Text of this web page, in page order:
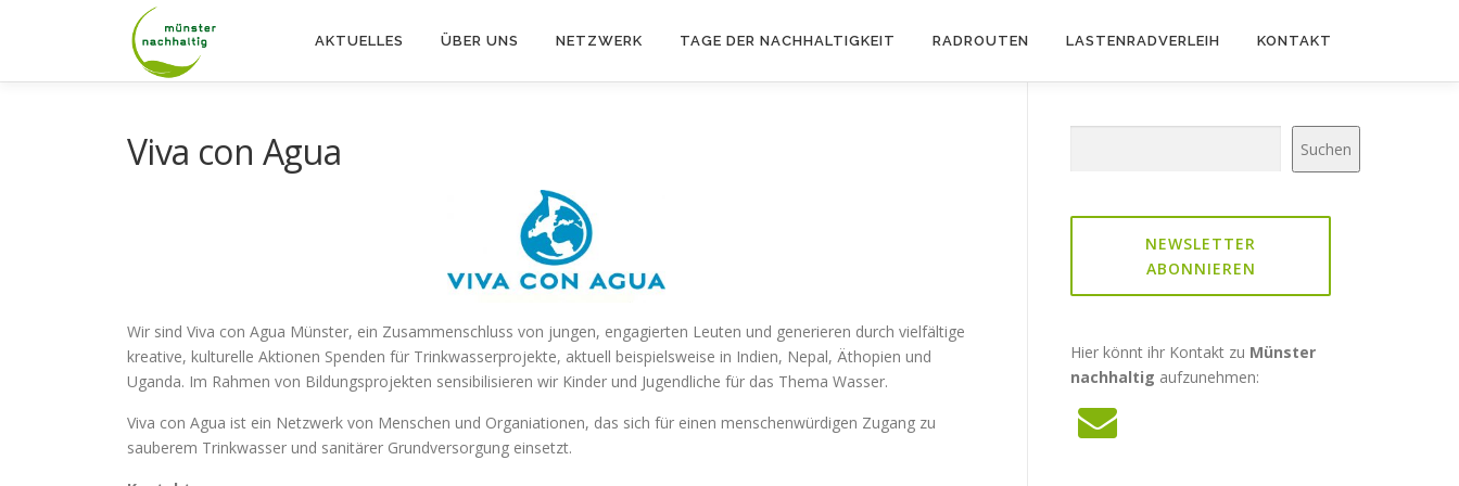
AKTUELLES ÜBER UNS NETZWERK TAGE DER NACHHALTIGKEIT RADROUTEN LASTENRADVERLEIH KONTAKT
Viva con Agua
Wir sind Viva con Agua Münster, ein Zusammenschluss von jungen, engagierten Leuten und generieren durch vielfältige
kreative, kulturelle Aktionen Spenden für Trinkwasserprojekte, aktuell beispielsweise in Indien, Nepal, Äthopien und
Uganda. Im Rahmen von Bildungsprojekten sensibilisieren wir Kinder und Jugendliche für das Thema Wasser.
Viva con Agua ist ein Netzwerk von Menschen und Organiationen, das sich für einen menschenwürdigen Zugang zu
sauberem Trinkwasser und sanitärer Grundversorgung einsetzt.
Suchen
NEWSLETTER
ABONNIEREN
Hier könnt ihr Kontakt zu Münster
nachhaltig aufzunehmen: